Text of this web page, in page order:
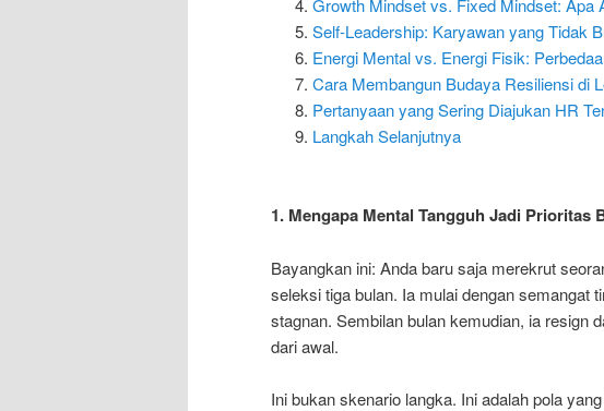
Self-Leadership: Karyawan yang Tidak
Energi Mental vs. Energi Fisik:
Cara Membangun Budaya Resiliensi di
Pertanyaan yang Sering Diajukan HR
Langkah Selanjutnya
1. Mengapa Mental Tangguh Jadi Prioritas
Bayangkan ini: Anda baru saja merekrut
seleksi tiga bulan. Ia mulai dengan semangat
stagnan. Sembilan bulan kemudian, ia resign
dari awal.
Ini bukan skenario langka. Ini adalah pola